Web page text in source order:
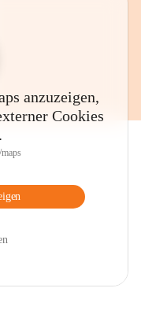
anzuzeigen,
Cookies